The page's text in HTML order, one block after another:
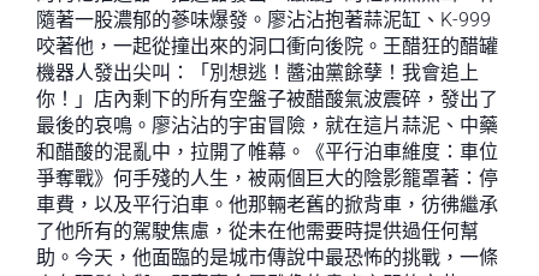
隨著一股濃郁的蔘味爆發。廖沾沾抱著蒜泥缸、K-999
咬著他，一起從撞出來的洞口衝向後院。王醋狂的醋罐
機器人發出尖叫：「別想逃！醬油黨餘孽！我會追上
你！」店內剩下的所有空盤子被醋酸氣波震碎，發出了
最後的哀鳴。廖沾沾的宇宙冒險，就在這片蒜泥、中藥
和醋酸的混亂中，拉開了帷幕。《平行泊車維度：車位
爭奪戰》何手殘的人生，被兩個巨大的陰影籠罩著：停
車費，以及平行泊車。他那輛老舊的掀背車，彷彿繼承
了他所有的駕駛焦慮，從未在他需要時提供過任何幫
助。今天，他面臨的是城市傳說中最恐怖的挑戰，一條